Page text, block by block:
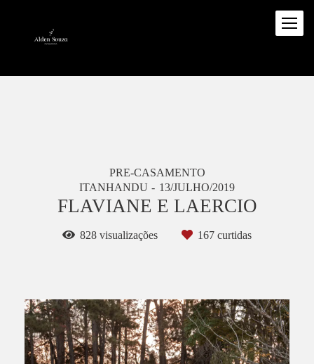
PRE-CASAMENTO
ITANHANDU
13/JULHO/2019
FLAVIANE E LAERCIO
828 visualizações 167 curtidas